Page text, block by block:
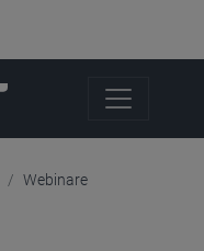
Webinare